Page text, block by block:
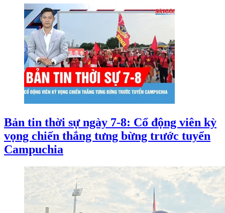
Bản tin thời sự ngày 7-8: Cổ động viên kỳ
vọng chiến thắng tưng bừng trước tuyển
Campuchia